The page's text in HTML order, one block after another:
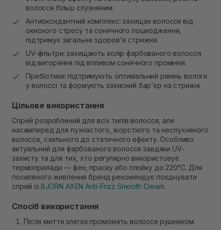
волосся більш слухняним.
Антиоксидантний комплекс: захищає волосся від
окисного стресу та сонячного пошкодження,
підтримує загальне здоров'я стрижня.
UV-фільтри: захищають колір фарбованого волосся
від вигоряння під впливом сонячного проміння.
Пребіотики: підтримують оптимальний рівень вологи
у волоссі та формують захисний бар'єр на стрижні.
Цільове використання
Спрей розроблений для всіх типів волосся, але
насамперед для пухнастого, жорсткого та неслухняного
волосся, схильного до статичного ефекту. Особливо
актуальний для фарбованого волосся завдяки UV-
захисту та для тих, хто регулярно використовує
термоприлади — фен, праску або плойку до 220°C. Для
посиленого живлення бренд рекомендує поєднувати
спрей із BJORN AXEN Anti-Frizz Smooth Cream.
Спосіб використання
Після миття злегка промокніть волосся рушником.